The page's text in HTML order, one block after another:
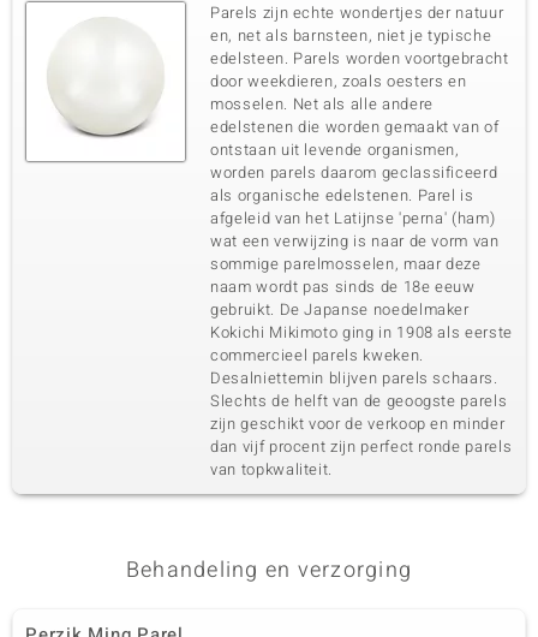
Parels zijn echte wondertjes der natuur
en, net als barnsteen, niet je typische
edelsteen. Parels worden voortgebracht
door weekdieren, zoals oesters en
mosselen. Net als alle andere
edelstenen die worden gemaakt van of
ontstaan uit levende organismen,
worden parels daarom geclassificeerd
als organische edelstenen. Parel is
afgeleid van het Latijnse 'perna' (ham)
wat een verwijzing is naar de vorm van
sommige parelmosselen, maar deze
naam wordt pas sinds de 18e eeuw
gebruikt. De Japanse noedelmaker
Kokichi Mikimoto ging in 1908 als eerste
commercieel parels kweken.
Desalniettemin blijven parels schaars.
Slechts de helft van de geoogste parels
zijn geschikt voor de verkoop en minder
dan vijf procent zijn perfect ronde parels
van topkwaliteit.
Behandeling en verzorging